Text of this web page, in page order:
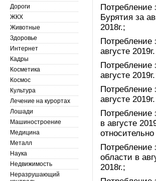
Потребление
Бурятия за
2018г.;
Потребление
августе
Потребление
августе
Потребление
августе
Потребление
в августе
относительно
Потребление
области в
2018г.;
Дороги
ЖКХ
Животные
Здоровье
Интернет
Кадры
Косметика
Космос
Культура
Лечение на курортах
Лошади
Машиностроение
Медицина
Металл
Наука
Недвижимость
Неразрушающий